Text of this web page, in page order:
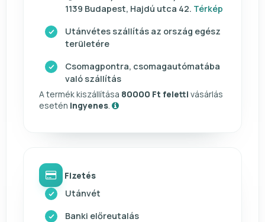
1139 Budapest, Hajdú utca 42. Térkép
Utánvétes szállítás az ország egész
területére
Csomagpontra, csomagautómatába
való szállítás
A termék kiszállítása 80000 Ft feletti vásárlás
esetén ingyenes
Fizetés
Utánvét
Banki előreutalás